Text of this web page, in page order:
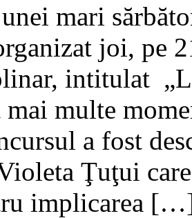
mari
joi, pe
intitulat
mai multe
a fost
Ţuţui
implicarea